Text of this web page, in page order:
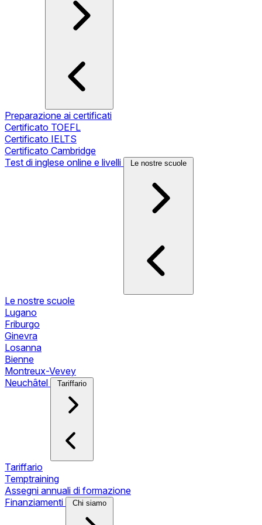
Preparazione ai certificati
Certificato TOEFL
Certificato IELTS
Certificato Cambridge
Test di inglese online e livelli
Le nostre scuole
Le nostre scuole
Lugano
Friburgo
Ginevra
Losanna
Bienne
Montreux-Vevey
Neuchâtel
Tariffario
Tariffario
Temptraining
Assegni annuali di formazione
Finanziamenti
Chi siamo